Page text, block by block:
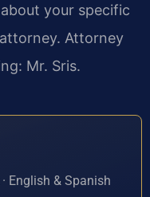
your specific
Attorney
Mr. Sris.
English & Spanish